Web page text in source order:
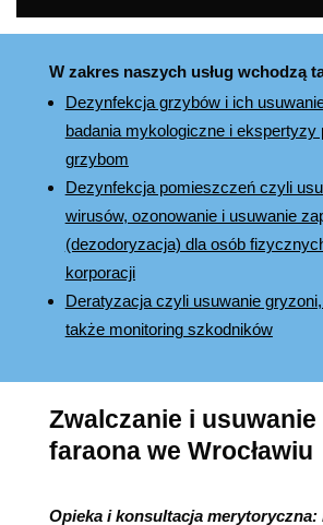
W zakres naszych usług wchodzą
Dezynfekcja grzybów i ich
badania mykologiczne i ekspertyzy
grzybom
Dezynfekcja pomieszczeń czyli
wirusów, ozonowanie i usuwanie
(dezodoryzacja) dla osób
korporacji
Deratyzacja czyli usuwanie
także monitoring szkodników
Zwalczanie i
faraona we Wrocławiu
Opieka i konsultacja merytoryczna: